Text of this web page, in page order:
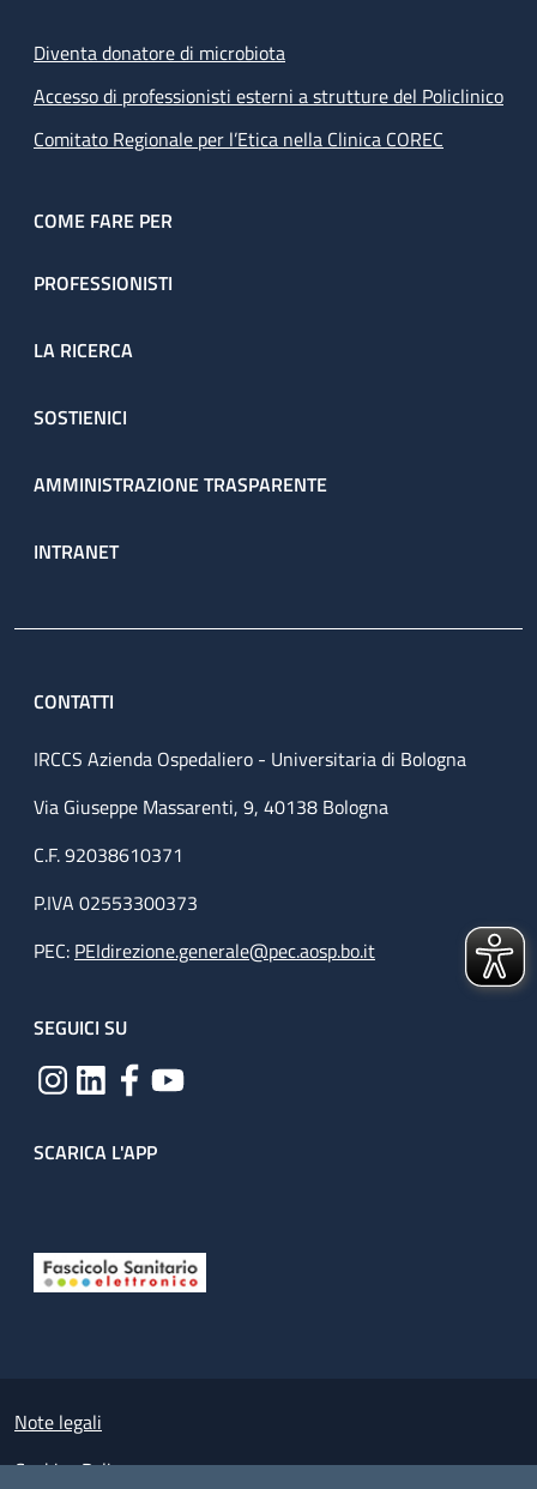
Diventa donatore di microbiota
Accesso di professionisti esterni a strutture del Policlinico
Comitato Regionale per l’Etica nella Clinica COREC
COME FARE PER
PROFESSIONISTI
LA RICERCA
SOSTIENICI
AMMINISTRAZIONE TRASPARENTE
INTRANET
CONTATTI
IRCCS Azienda Ospedaliero - Universitaria di Bologna
Via Giuseppe Massarenti, 9, 40138 Bologna
C.F. 92038610371
P.IVA 02553300373
PEC: PEIdirezione.generale@pec.aosp.bo.it
SEGUICI SU
SCARICA L'APP
Small prints
Note legali
Cookies Policy